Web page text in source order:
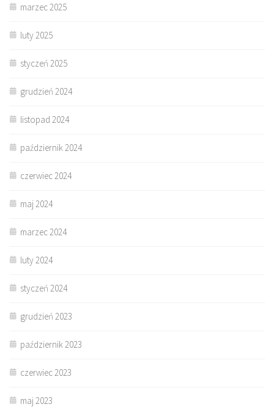
marzec 2025
luty 2025
styczeń 2025
grudzień 2024
listopad 2024
październik 2024
czerwiec 2024
maj 2024
marzec 2024
luty 2024
styczeń 2024
grudzień 2023
październik 2023
czerwiec 2023
maj 2023